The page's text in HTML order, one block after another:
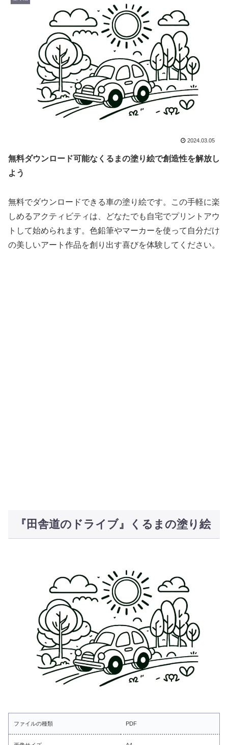
2024.03.05
無料ダウンロード可能なくるまの塗り絵で創造性を解放し
よう
無料でダウンロードできる車の塗り絵です。この手軽に楽
しめるアクティビティは、どなたでも自宅でプリントアウ
トして始められます。色鉛筆やマーカーを使って自分だけ
の美しいアート作品を創り出す喜びを体験してください。
『田舎道のドライブ』くるまの塗り絵
ファイルの種類 PDF